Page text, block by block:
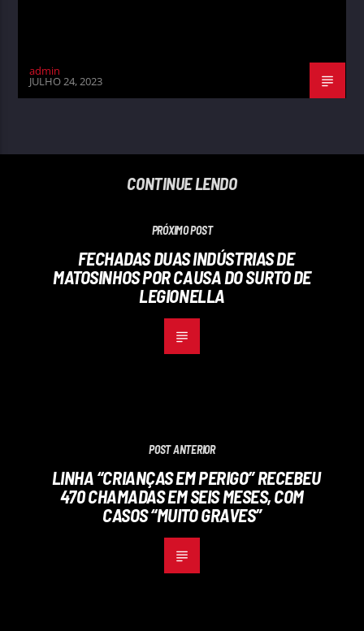
admin
JULHO 24, 2023
CONTINUE LENDO
PRÓXIMO POST
FECHADAS DUAS INDÚSTRIAS DE
MATOSINHOS POR CAUSA DO SURTO DE
LEGIONELLA
POST ANTERIOR
LINHA “CRIANÇAS EM PERIGO” RECEBEU
470 CHAMADAS EM SEIS MESES, COM
CASOS “MUITO GRAVES”